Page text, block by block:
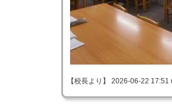
【校長より】 2026-06-22 17:51